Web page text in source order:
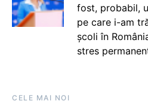
fost, probabil,
pe care i-am
școli în
stres
CELE MAI NOI